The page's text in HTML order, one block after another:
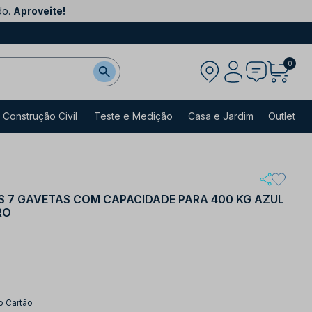
Aproveite!
0
Construção Civil Teste e Medição Casa e Jardim Outlet
7 GAVETAS COM CAPACIDADE PARA 400 KG AZUL
Cartão